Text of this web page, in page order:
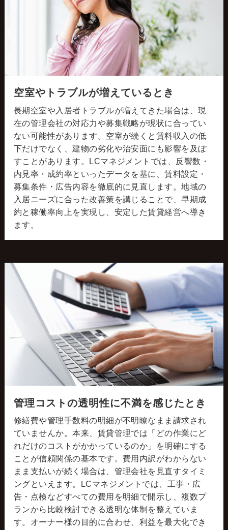
空室やトラブルが増えているとき
長期空室や入居者トラブルが増えてきた場合は、現
在の管理会社の対応力や募集戦略が現状に合ってい
ない可能性があります。空室が続くと賃料収入の低
下だけでなく、建物の劣化や治安面にも影響を及ぼ
すことがあります。LCマネジメントでは、反響数・
内見率・成約率といったデータを基に、賃料設定・
募集条件・広告内容を徹底的に見直します。地域の
入居ニーズに合った改善策を講じることで、早期成
約と稼働率向上を実現し、安定した賃貸経営へ導き
ます。
管理コストの透明性に不満を感じたとき
修繕費や管理手数料の明細が不明瞭なまま請求され
ていませんか。本来、賃貸管理では「どの作業にど
れだけのコストがかかっているのか」を明確にする
ことが信頼関係の基本です。費用内訳がわからない
まま支払いが続く場合は、管理会社を見直すタイミ
ングといえます。LCマネジメントでは、工事・広
告・点検などすべての費用を明細で開示し、複数プ
ランから比較検討できる透明な体制を整えていま
す。オーナー様の目的に合わせ、利益を最大化でき